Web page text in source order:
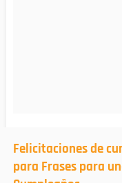
Felicitaciones de
para Frases para